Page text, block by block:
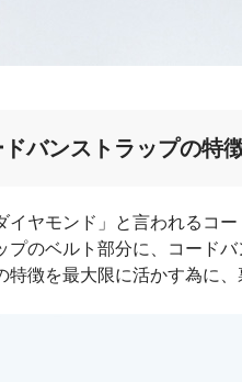
ドバンストラップの特
イヤモンド」と言われるコ
プのベルト部分に、コード
特徴を最大限に活かす為に